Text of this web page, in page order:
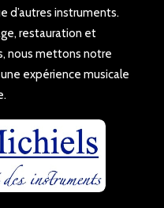
d’autres instruments.
restauration et
nous mettons notre
expérience musicale